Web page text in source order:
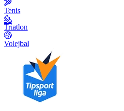
Tenis
Triatlon
Volejbal